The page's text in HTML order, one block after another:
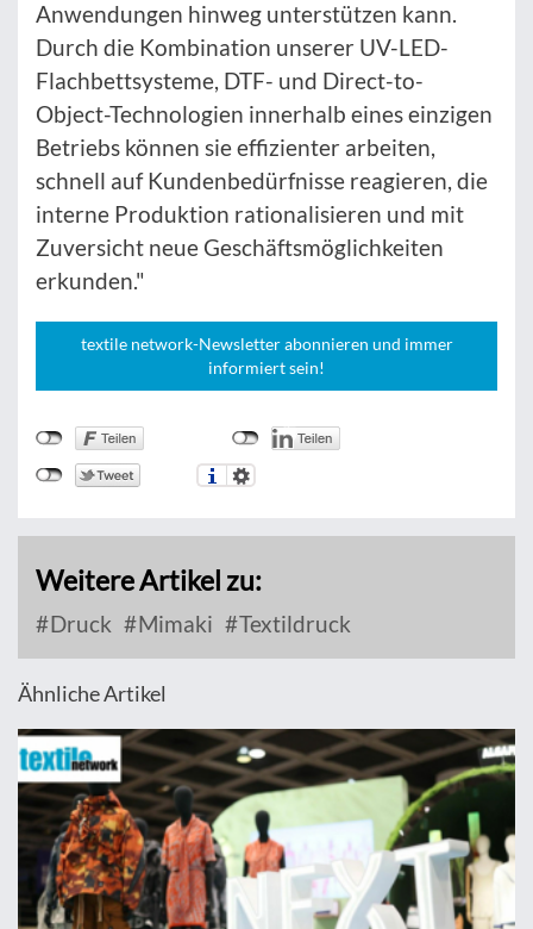
Anwendungen hinweg unterstützen kann.
Durch die Kombination unserer UV-LED-
Flachbettsysteme, DTF- und Direct-to-
Object-Technologien innerhalb eines einzigen
Betriebs können sie effizienter arbeiten,
schnell auf Kundenbedürfnisse reagieren, die
interne Produktion rationalisieren und mit
Zuversicht neue Geschäftsmöglichkeiten
erkunden."
textile network-Newsletter abonnieren und immer
informiert sein!
Weitere Artikel zu:
Druck Mimaki Textildruck
Ähnliche Artikel